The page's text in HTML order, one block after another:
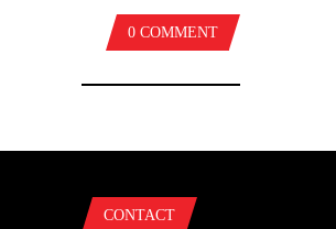
0 COMMENT
CONTACT